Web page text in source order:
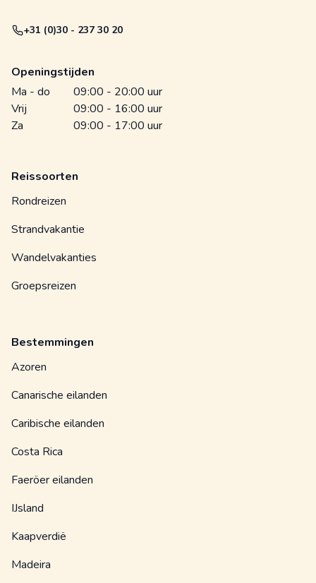
+31 (0)30 - 237 30 20
Openingstijden
Ma - do
09:00 - 20:00 uur
Vrij
09:00 - 16:00 uur
Za
09:00 - 17:00 uur
Reissoorten
Rondreizen
Strandvakantie
Wandelvakanties
Groepsreizen
Bestemmingen
Azoren
Canarische eilanden
Caribische eilanden
Costa Rica
Faeröer eilanden
IJsland
Kaapverdië
Madeira